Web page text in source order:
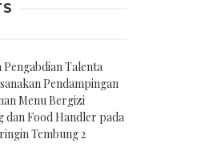
Talenta
Pendampingan
Menu Bergizi
dan Food Handler pada
Tembung 2